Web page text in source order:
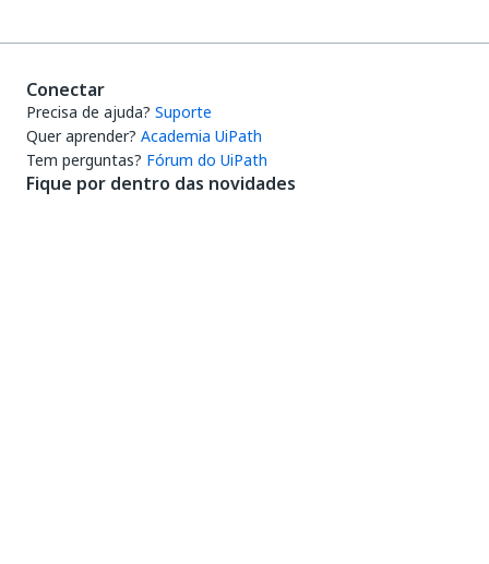
Conectar
Precisa de ajuda? Suporte
Quer aprender? Academia UiPath
Tem perguntas? Fórum do UiPath
Fique por dentro das novidades